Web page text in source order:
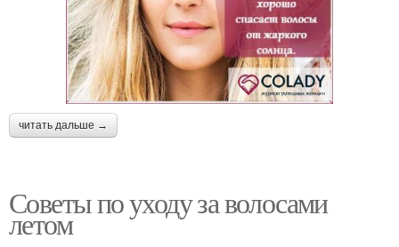
читать дальше →
Советы по уходу за волосами
летом